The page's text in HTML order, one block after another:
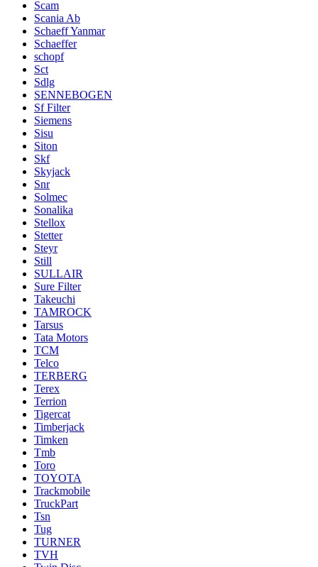
Scam
Scania Ab
Schaeff Yanmar
Schaeffer
schopf
Sct
Sdlg
SENNEBOGEN
Sf Filter
Siemens
Sisu
Siton
Skf
Skyjack
Snr
Solmec
Sonalika
Stellox
Stetter
Steyr
Still
SULLAIR
Sure Filter
Takeuchi
TAMROCK
Tarsus
Tata Motors
TCM
Telco
TERBERG
Terex
Terrion
Tigercat
Timberjack
Timken
Tmb
Toro
TOYOTA
Trackmobile
TruckPart
Tsn
Tug
TURNER
TVH